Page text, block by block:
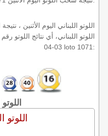
03-04 loto 1071:
اللوتو